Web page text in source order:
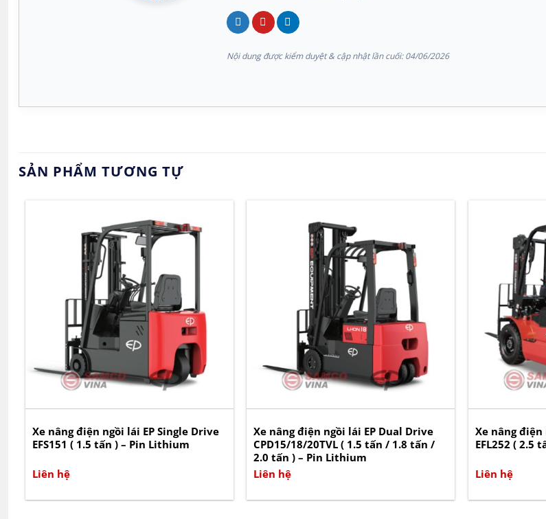
Nội dung được kiểm duyệt & cập nhật lần cuối:04/06/2026
SẢN PHẨM TƯƠNG TỰ
Xe nâng điện ngồi lái EP Single Drive
EFS151 ( 1.5 tấn ) – Pin Lithium
Liên hệ
Xe nâng điện ngồi lái EP Dual Drive
CPD15/18/20TVL ( 1.5 tấn / 1.8 tấn /
2.0 tấn ) – Pin Lithium
Liên hệ
Xe nâng điện
EFL252 ( 2.5
Liên hệ